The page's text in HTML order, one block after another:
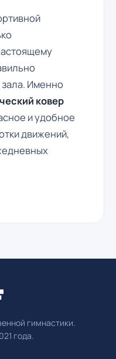
Именно
ковер
и удобное
движений,
гимнастики.
года.